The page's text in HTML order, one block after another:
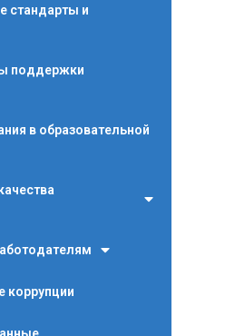
стандарты и
поддержки
в образовательной
коррупции